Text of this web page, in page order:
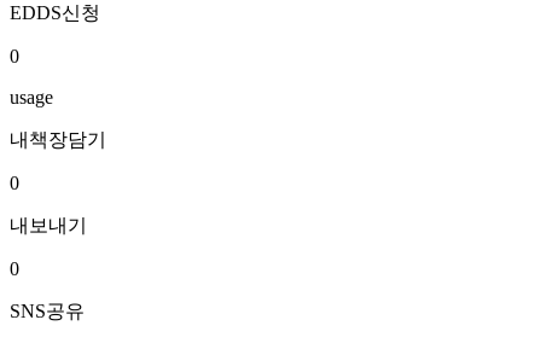
EDDS신청
0
usage
내책장담기
0
내보내기
0
SNS공유